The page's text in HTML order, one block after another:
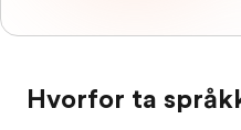
Hvorfor ta